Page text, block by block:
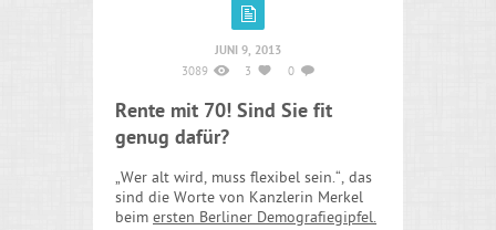
JUNI 9, 2013
3089 3 0
Rente mit 70! Sind Sie fit
genug dafür?
„Wer alt wird, muss flexibel sein.“, das
sind die Worte von Kanzlerin Merkel
beim ersten Berliner Demografiegipfel.